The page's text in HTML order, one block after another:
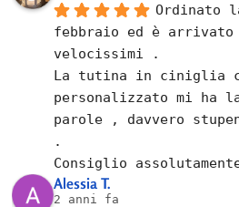
Ordinato
febbraio ed è
velocissimi .
La tutina in ciniglia
personalizzato mi ha
parole , davvero
.
Consiglio
Alessia T.
2 anni fa